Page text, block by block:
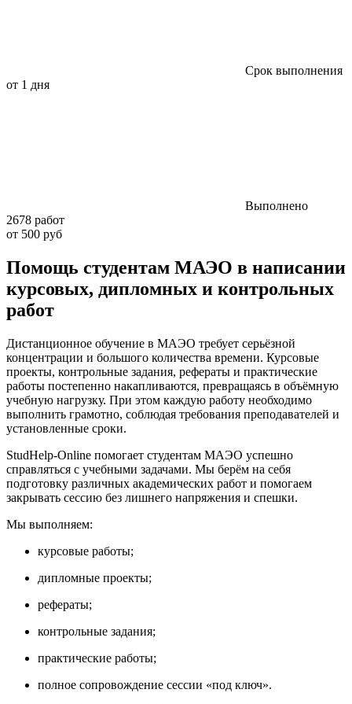
Срок выполнения
от 1 дня
Выполнено
2678 работ
от 500 руб
Помощь студентам МАЭО в написании
курсовых, дипломных и контрольных
работ
Дистанционное обучение в МАЭО требует серьёзной
концентрации и большого количества времени. Курсовые
проекты, контрольные задания, рефераты и практические
работы постепенно накапливаются, превращаясь в объёмную
учебную нагрузку. При этом каждую работу необходимо
выполнить грамотно, соблюдая требования преподавателей и
установленные сроки.
StudHelp-Online помогает студентам МАЭО успешно
справляться с учебными задачами. Мы берём на себя
подготовку различных академических работ и помогаем
закрывать сессию без лишнего напряжения и спешки.
Мы выполняем:
курсовые работы;
дипломные проекты;
рефераты;
контрольные задания;
практические работы;
полное сопровождение сессии «под ключ».